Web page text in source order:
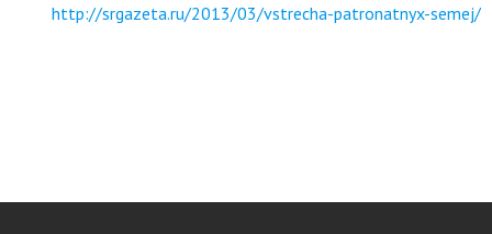
http://srgazeta.ru/2013/03/vstrecha-patronatnyx-semej/